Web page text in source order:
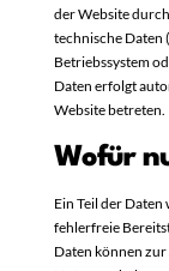
der Website
technische Daten
Betriebssystem
Daten erfolgt
Website betreten.
Wofür
Ein Teil der
fehlerfreie
Daten können